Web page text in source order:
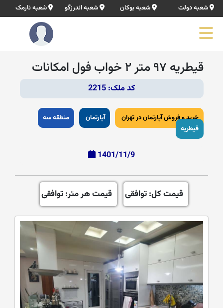
شعبه دولت شعبه بوکان شعبه اندرزگو شعبه نارمک
قیطریه ۹۷ متر ۲ خواب فول امکانات
کد ملک: 2215
خرید و فروش آپارتمان در تهران آپارتمان
منطقه سه
قیطریه
1401/11/9
قیمت کل: توافقی قیمت هر متر: توافقی